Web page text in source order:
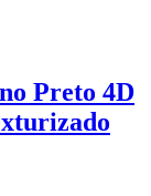
Preto 4D